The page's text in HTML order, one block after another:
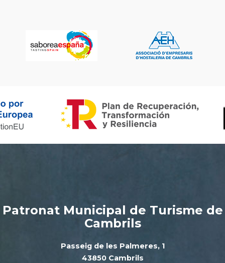
Patronat Municipal de Turisme de
Cambrils
Passeig de les Palmeres, 1
43850 Cambrils